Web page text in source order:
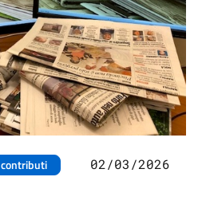
contributi
02/03/2026